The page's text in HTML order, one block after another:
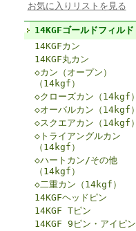
お気に入りリストを見る
14KGFゴールドフィルド
14KGFカン
14KGF丸カン
◇カン（オープン）
（14kgf）
◇クローズカン（14kgf）
◇オーバルカン（14kgf）
◇スクエアカン（14kgf）
◇トライアングルカン
（14kgf）
◇ハートカン/その他
（14kgf）
◇二重カン（14kgf）
14KGFヘッドピン
14KGF Tピン
14KGF 9ピン・アイピン